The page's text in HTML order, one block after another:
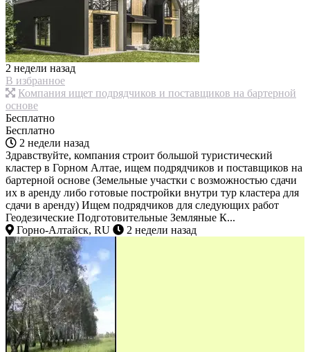
2 недели назад
В избранное
Компания ищет подрядчиков и поставщиков на бартерной
основе
Бесплатно
Бесплатно
2 недели назад
Здравствуйте, компания строит большой туристический
кластер в Горном Алтае, ищем подрядчиков и поставщиков на
бартерной основе (Земельные участки с возможностью сдачи
их в аренду либо готовые постройки внутри тур кластера для
сдачи в аренду) Ищем подрядчиков для следующих работ
Геодезические Подготовительные Земляные К...
Горно-Алтайск, RU
2 недели назад